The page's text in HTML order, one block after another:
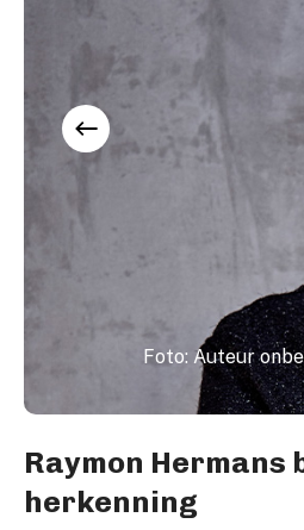
Foto: Auteur
Raymon Hermans
herkenning